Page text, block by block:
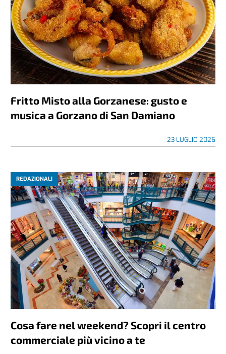
Fritto Misto alla Gorzanese: gusto e
musica a Gorzano di San Damiano
23 LUGLIO 2026
REDAZIONALI
Cosa fare nel weekend? Scopri il centro
commerciale più vicino a te